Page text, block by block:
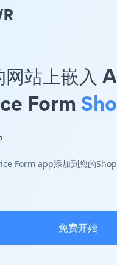
网站上嵌入
Form
Form app添加到您的
免费开始